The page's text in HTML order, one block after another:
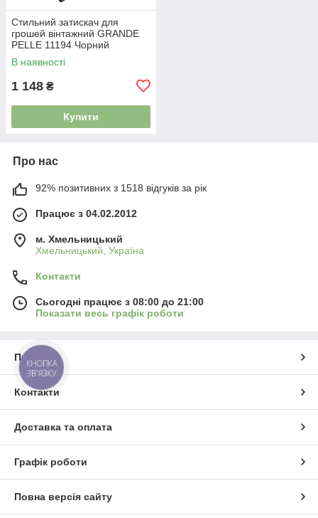
Стильний затискач для
грошей вінтажний GRANDE
PELLE 11194 Чорний
3782858
В наявності
1 148 ₴
Купити
Про нас
92% позитивних з 1518 відгуків за рік
Працює з 04.02.2012
м. Хмельницький
Хмельницький, Україна
Контакти
Сьогодні працює з 08:00 до 21:00
Показати весь графік роботи
Про нас
Контакти
Доставка та оплата
Графік роботи
Повна версія сайту
КНОПКА
ЗВ'ЯЗКУ